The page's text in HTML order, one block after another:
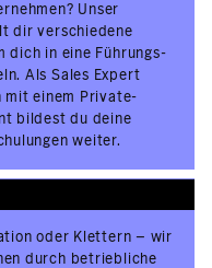
Unser
dir verschiedene
dich in eine Führungs-
Als Sales Expert
mit einem Private-
bildest du deine
weiter.
oder Klettern – wir
durch betriebliche